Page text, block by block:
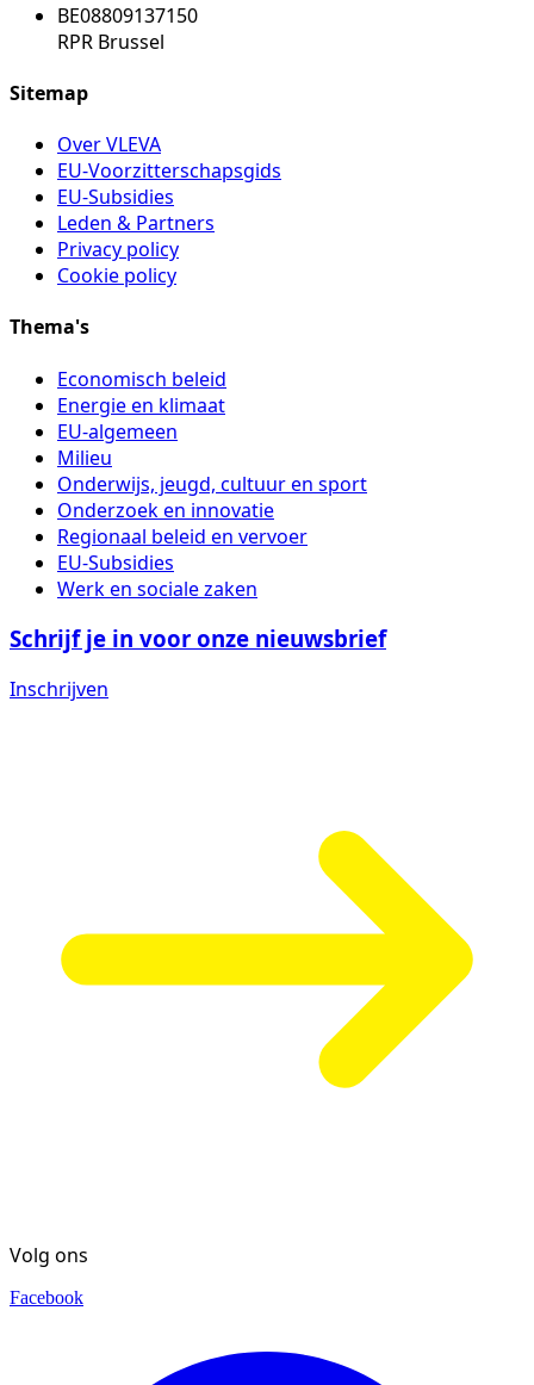
BE08809137150
RPR Brussel
Sitemap
Over VLEVA
EU-Voorzitterschapsgids
EU-Subsidies
Leden & Partners
Privacy policy
Cookie policy
Thema's
Economisch beleid
Energie en klimaat
EU-algemeen
Milieu
Onderwijs, jeugd, cultuur en sport
Onderzoek en innovatie
Regionaal beleid en vervoer
EU-Subsidies
Werk en sociale zaken
Schrijf je in voor onze nieuwsbrief
Inschrijven
Volg ons
Facebook